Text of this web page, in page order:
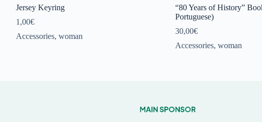
Jersey Keyring
1,00€
Accessories,woman
“80 Years of History”
Portuguese)
30,00€
Accessories, woman